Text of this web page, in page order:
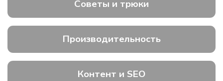
Советы и трюки
Производительность
Контент и SEO